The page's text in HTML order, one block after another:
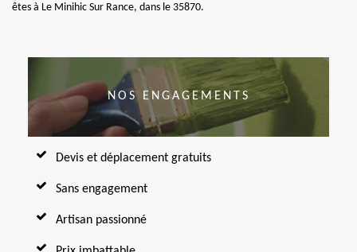
êtes à Le Minihic Sur Rance, dans le 35870.
NOS ENGAGEMENTS
Devis et déplacement gratuits
Sans engagement
Artisan passionné